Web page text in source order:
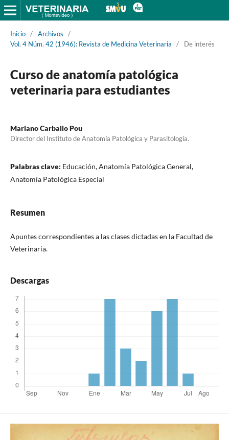
Inicio / Archivos
/
Vol. 4 Núm. 42 (1946): Revista de Medicina Veterinaria
/ De interés
Curso de anatomía patológica
veterinaria para estudiantes
Mariano Carballo Pou
Director del Instituto de Anatomía Patológica y Parasitología.
Palabras clave: Educación, Anatomía Patológica General,
Anatomía Patológica Especial
Resumen
Apuntes correspondientes a las clases dictadas en la Facultad de
Veterinaria.
Descargas